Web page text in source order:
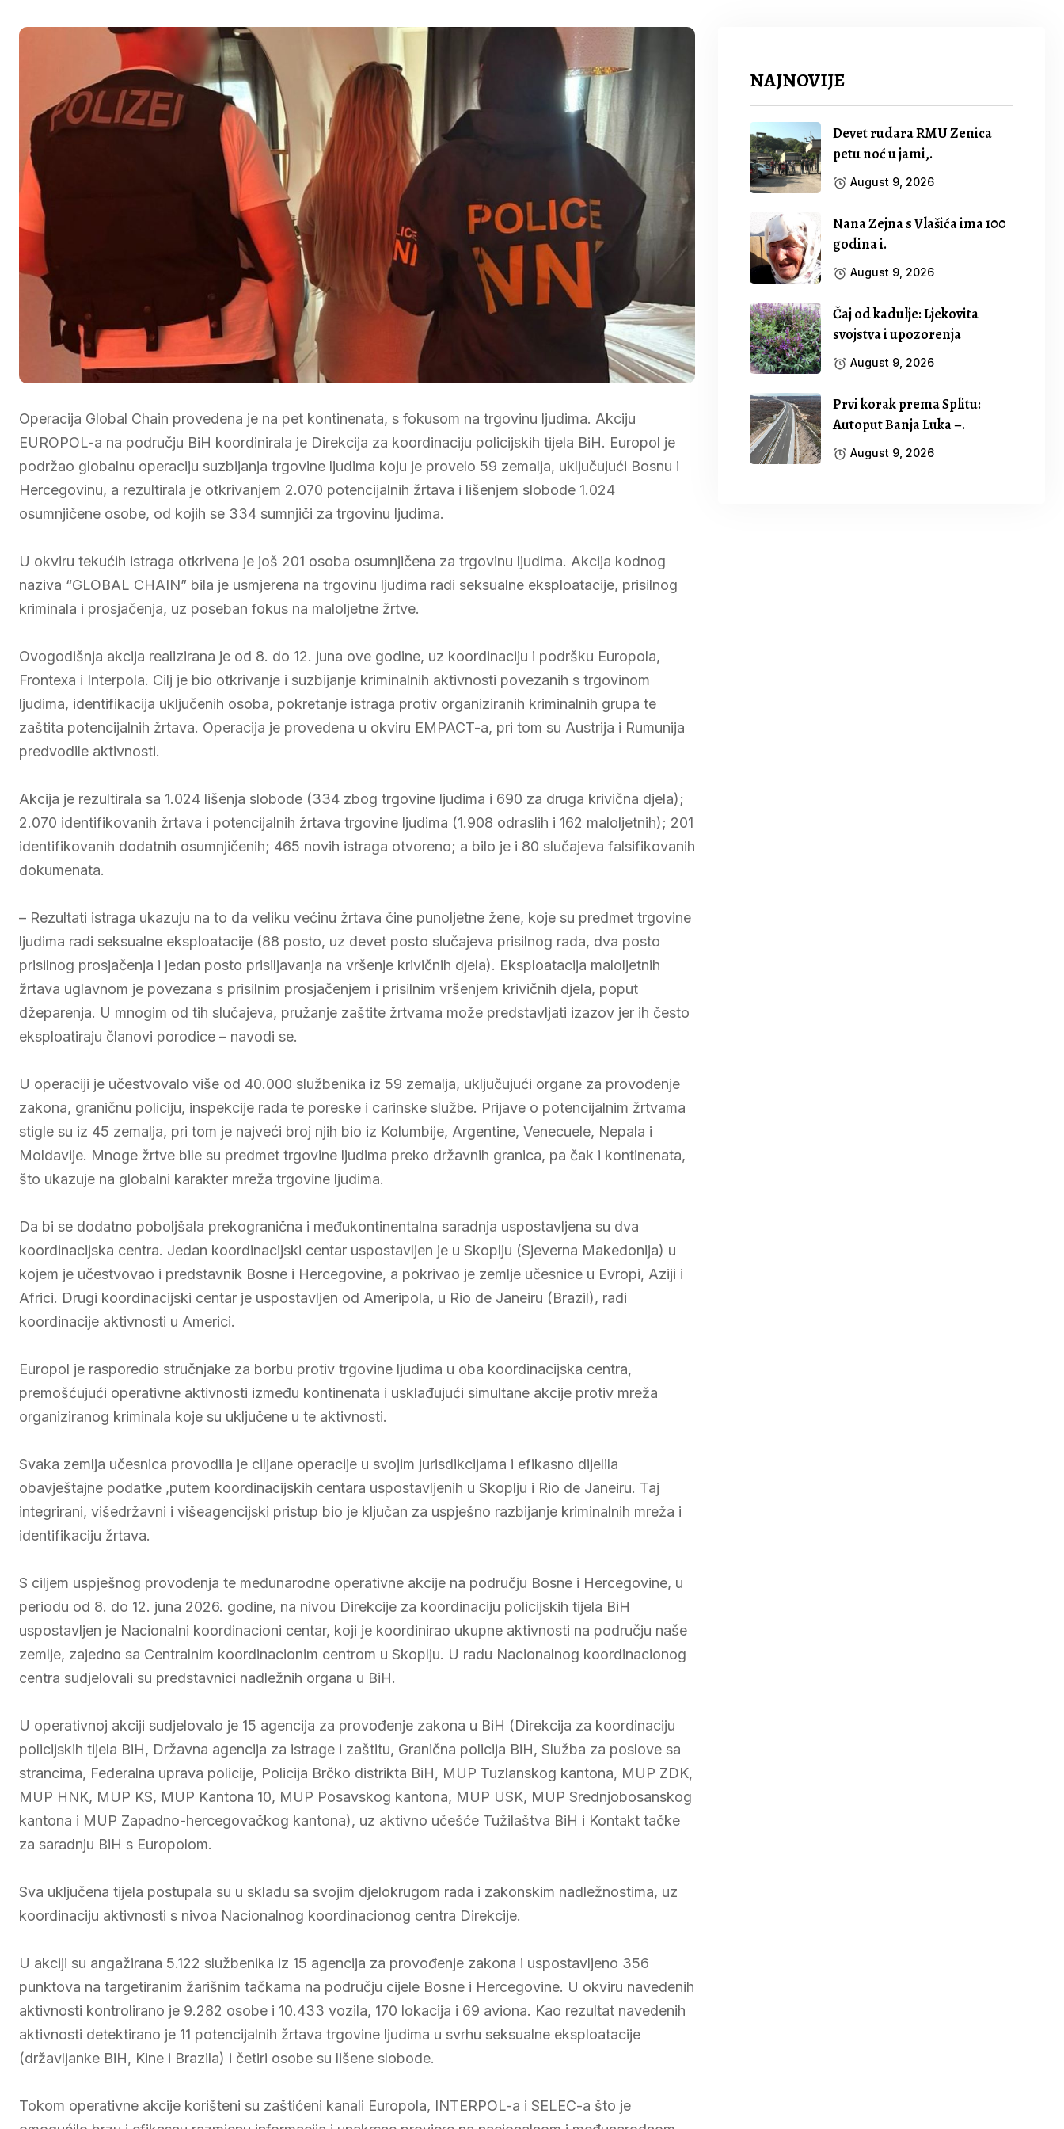
Operacija Global Chain provedena je na pet kontinenata, s fokusom na trgovinu ljudima. Akciju
EUROPOL-a na području BiH koordinirala je Direkcija za koordinaciju policijskih tijela BiH. Europol je
podržao globalnu operaciju suzbijanja trgovine ljudima koju je provelo 59 zemalja, uključujući Bosnu i
Hercegovinu, a rezultirala je otkrivanjem 2.070 potencijalnih žrtava i lišenjem slobode 1.024
osumnjičene osobe, od kojih se 334 sumnjiči za trgovinu ljudima.
U okviru tekućih istraga otkrivena je još 201 osoba osumnjičena za trgovinu ljudima. Akcija kodnog
naziva “GLOBAL CHAIN” bila je usmjerena na trgovinu ljudima radi seksualne eksploatacije, prisilnog
kriminala i prosjačenja, uz poseban fokus na maloljetne žrtve.
Ovogodišnja akcija realizirana je od 8. do 12. juna ove godine, uz koordinaciju i podršku Europola,
Frontexa i Interpola. Cilj je bio otkrivanje i suzbijanje kriminalnih aktivnosti povezanih s trgovinom
ljudima, identifikacija uključenih osoba, pokretanje istraga protiv organiziranih kriminalnih grupa te
zaštita potencijalnih žrtava. Operacija je provedena u okviru EMPACT-a, pri tom su Austrija i Rumunija
predvodile aktivnosti.
Akcija je rezultirala sa 1.024 lišenja slobode (334 zbog trgovine ljudima i 690 za druga krivična djela);
2.070 identifikovanih žrtava i potencijalnih žrtava trgovine ljudima (1.908 odraslih i 162 maloljetnih); 201
identifikovanih dodatnih osumnjičenih; 465 novih istraga otvoreno; a bilo je i 80 slučajeva falsifikovanih
dokumenata.
– Rezultati istraga ukazuju na to da veliku većinu žrtava čine punoljetne žene, koje su predmet trgovine
ljudima radi seksualne eksploatacije (88 posto, uz devet posto slučajeva prisilnog rada, dva posto
prisilnog prosjačenja i jedan posto prisiljavanja na vršenje krivičnih djela). Eksploatacija maloljetnih
žrtava uglavnom je povezana s prisilnim prosjačenjem i prisilnim vršenjem krivičnih djela, poput
džeparenja. U mnogim od tih slučajeva, pružanje zaštite žrtvama može predstavljati izazov jer ih često
eksploatiraju članovi porodice – navodi se.
U operaciji je učestvovalo više od 40.000 službenika iz 59 zemalja, uključujući organe za provođenje
zakona, graničnu policiju, inspekcije rada te poreske i carinske službe. Prijave o potencijalnim žrtvama
stigle su iz 45 zemalja, pri tom je najveći broj njih bio iz Kolumbije, Argentine, Venecuele, Nepala i
Moldavije. Mnoge žrtve bile su predmet trgovine ljudima preko državnih granica, pa čak i kontinenata,
što ukazuje na globalni karakter mreža trgovine ljudima.
Da bi se dodatno poboljšala prekogranična i međukontinentalna saradnja uspostavljena su dva
koordinacijska centra. Jedan koordinacijski centar uspostavljen je u Skoplju (Sjeverna Makedonija) u
kojem je učestvovao i predstavnik Bosne i Hercegovine, a pokrivao je zemlje učesnice u Evropi, Aziji i
Africi. Drugi koordinacijski centar je uspostavljen od Ameripola, u Rio de Janeiru (Brazil), radi
koordinacije aktivnosti u Americi.
Europol je rasporedio stručnjake za borbu protiv trgovine ljudima u oba koordinacijska centra,
premošćujući operativne aktivnosti između kontinenata i usklađujući simultane akcije protiv mreža
organiziranog kriminala koje su uključene u te aktivnosti.
Svaka zemlja učesnica provodila je ciljane operacije u svojim jurisdikcijama i efikasno dijelila
obavještajne podatke ,putem koordinacijskih centara uspostavljenih u Skoplju i Rio de Janeiru. Taj
integrirani, višedržavni i višeagencijski pristup bio je ključan za uspješno razbijanje kriminalnih mreža i
identifikaciju žrtava.
S ciljem uspješnog provođenja te međunarodne operativne akcije na području Bosne i Hercegovine, u
periodu od 8. do 12. juna 2026. godine, na nivou Direkcije za koordinaciju policijskih tijela BiH
uspostavljen je Nacionalni koordinacioni centar, koji je koordinirao ukupne aktivnosti na području naše
zemlje, zajedno sa Centralnim koordinacionim centrom u Skoplju. U radu Nacionalnog koordinacionog
centra sudjelovali su predstavnici nadležnih organa u BiH.
U operativnoj akciji sudjelovalo je 15 agencija za provođenje zakona u BiH (Direkcija za koordinaciju
policijskih tijela BiH, Državna agencija za istrage i zaštitu, Granična policija BiH, Služba za poslove sa
strancima, Federalna uprava policije, Policija Brčko distrikta BiH, MUP Tuzlanskog kantona, MUP ZDK,
MUP HNK, MUP KS, MUP Kantona 10, MUP Posavskog kantona, MUP USK, MUP Srednjobosanskog
kantona i MUP Zapadno-hercegovačkog kantona), uz aktivno učešće Tužilaštva BiH i Kontakt tačke
za saradnju BiH s Europolom.
Sva uključena tijela postupala su u skladu sa svojim djelokrugom rada i zakonskim nadležnostima, uz
koordinaciju aktivnosti s nivoa Nacionalnog koordinacionog centra Direkcije.
U akciji su angažirana 5.122 službenika iz 15 agencija za provođenje zakona i uspostavljeno 356
punktova na targetiranim žarišnim tačkama na području cijele Bosne i Hercegovine. U okviru navedenih
aktivnosti kontrolirano je 9.282 osobe i 10.433 vozila, 170 lokacija i 69 aviona. Kao rezultat navedenih
aktivnosti detektirano je 11 potencijalnih žrtava trgovine ljudima u svrhu seksualne eksploatacije
(državljanke BiH, Kine i Brazila) i četiri osobe su lišene slobode.
Tokom operativne akcije korišteni su zaštićeni kanali Europola, INTERPOL-a i SELEC-a što je
NAJNOVIJE
Devet rudara RMU Zenica
petu noć u jami,.
August 9, 2026
Nana Zejna s Vlašića ima 100
godina i.
August 9, 2026
Čaj od kadulje: Ljekovita
svojstva i upozorenja
August 9, 2026
Prvi korak prema Splitu:
Autoput Banja Luka –.
August 9, 2026